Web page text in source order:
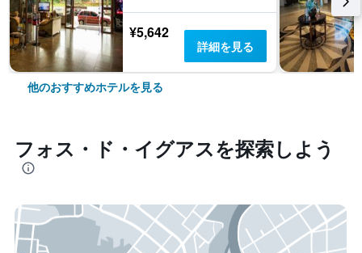
¥5,642
詳細を見る
他のおすすめホテルを見る
フォス・ド・イグアス​を探索しよう